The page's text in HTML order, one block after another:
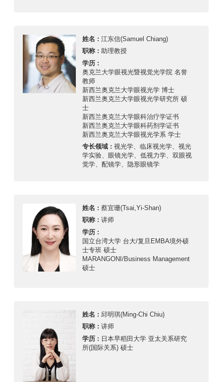
姓名 :江东信(Samuel Chiang)
职称 :助理教授
学历 :
奥克兰大学眼视光暨视觉光学院 名誉
教师
新西兰奥克兰大学眼视光学 博士
新西兰奥克兰大学眼视光学研究所 硕
士
新西兰奥克兰大学眼科治疗学证书
新西兰奥克兰大学眼科药剂学证书
新西兰奥克兰大学眼视光学系 学士
专长领域 :视光学、临床视光学、视光
学实验、眼镜光学、低视力学、双眼视
觉学、配镜学、隐形眼镜学
姓名 :蔡宜珊(Tsai,Yi-Shan)
职称 :讲师
学历 :
国立台湾大学 台大/复旦EMBA境外硕
士专班 硕士
MARANGONI/Business Management
硕士
姓名 : 邱明琪(Ming-Chi Chiu)
职称 :讲师
学历 : 日本早稻田大学 亚太关系研究
所(国际关系) 硕士